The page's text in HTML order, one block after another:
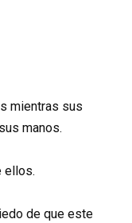
mientras sus
manos.
ellos.
de que este